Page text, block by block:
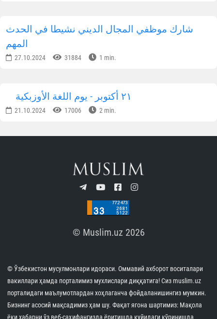
شارك موظفي المجال الديني نشيطا في الحدث
المهم
27.10.2024 31884 1 min.
٢١ أكتوبر - يوم اللغة الأوزبكية
21.10.2024 17006 2 min.
© Muslim.uz 2026
© Ўзбекистон мусулмонлари идораси. Оммавий ахборот воситалари
вакиллари ҳамда порталимиз мухлислари диққатига! Сиз muslim.uz
порталидаги маълумотлардан хоҳлаганча фойдаланишингиз мумкин.
Бизнинг асосий мақсадимиз ҳам шу. Фақат ягона шартимиз: Мақола
ёки хабарни ўз веб-саҳифангизда ёритишда қуйидаги кўринишда